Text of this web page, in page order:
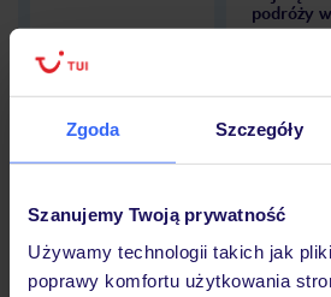
Zgoda Szczegóły
Szanujemy Twoją prywatność
Używamy technologii takich jak
poprawy komfortu użytkowania
podróży
Hotel
Opinie